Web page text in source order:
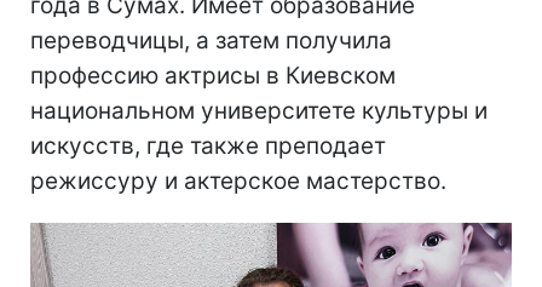
переводчицы, а затем получила
профессию актрисы в Киевском
национальном университете культуры и
искусств, где также преподает
режиссуру и актерское мастерство.